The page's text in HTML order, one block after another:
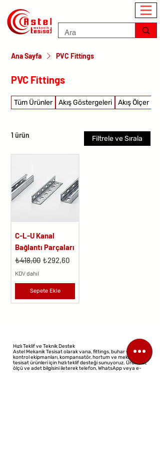
Ana Sayfa PVC Fittings
PVC Fittings
Tüm Ürünler Akış Göstergeleri Akış Ölçer
1 ürün Filtrele ve Sırala
C-L-U Kanal
Bağlantı Parçaları
Normal Fiyat
₺418,00 İndirimli Fiyat
₺292,60
KDV dahil
Sepete Ekle
Hızlı Teklif ve Teknik Destek
Astel Mekanik Tesisat olarak vana, fittings, buhar ve akış
kontrol ekipmanları, kompansatör, hortum ve mekanik
tesisat ürünleri için hızlı teklif desteği sunuyoruz. Ürün adı,
ölçü ve adet bilgisini ileterek telefon, WhatsApp veya e-
posta üzerinden teklif talebinizi kolayca oluşturabilirsiniz.